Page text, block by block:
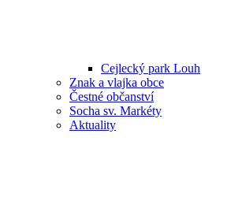
Cejlecký park Louh
Znak a vlajka obce
Čestné občanství
Socha sv. Markéty
Aktuality